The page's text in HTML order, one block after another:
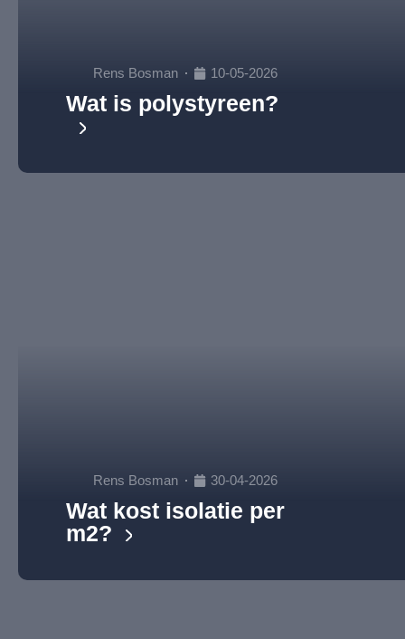
Rens Bosman 10-05-2026
Wat is polystyreen?
Rens Bosman 30-04-2026
Wat kost isolatie per
m2?